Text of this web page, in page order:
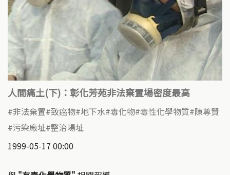
人間痛土(下)：彰化芳苑非法棄置場密度最高
非法棄置 致癌物 地下水 毒化物 毒性化學物質 陳尊賢
污染廠址 整治場址
1999-05-17 00:00